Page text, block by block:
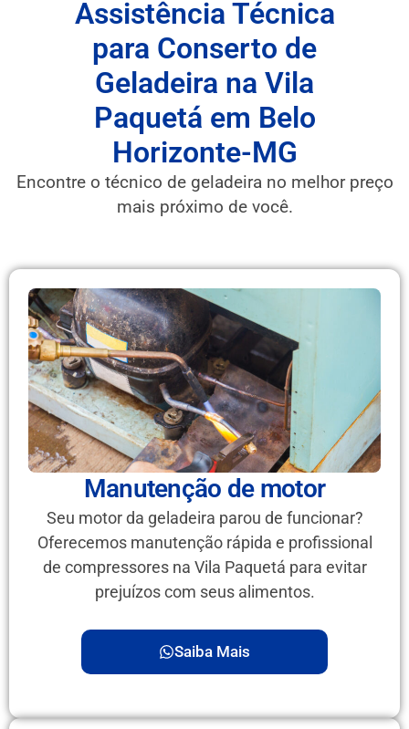
Assistência Técnica
para Conserto de
Geladeira na Vila
Paquetá em Belo
Horizonte-MG
Encontre o técnico de geladeira no melhor preço
mais próximo de você.
Manutenção de motor
Seu motor da geladeira parou de funcionar?
Oferecemos manutenção rápida e profissional
de compressores na Vila Paquetá para evitar
prejuízos com seus alimentos.
Saiba Mais